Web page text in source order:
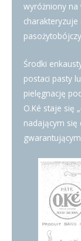
wyróżniony na
charakteryzuje
Środki
postaci pasty
pielęgnację
O.Ké staje się
nadającym się